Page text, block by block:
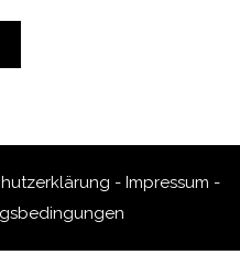
- Impressum -